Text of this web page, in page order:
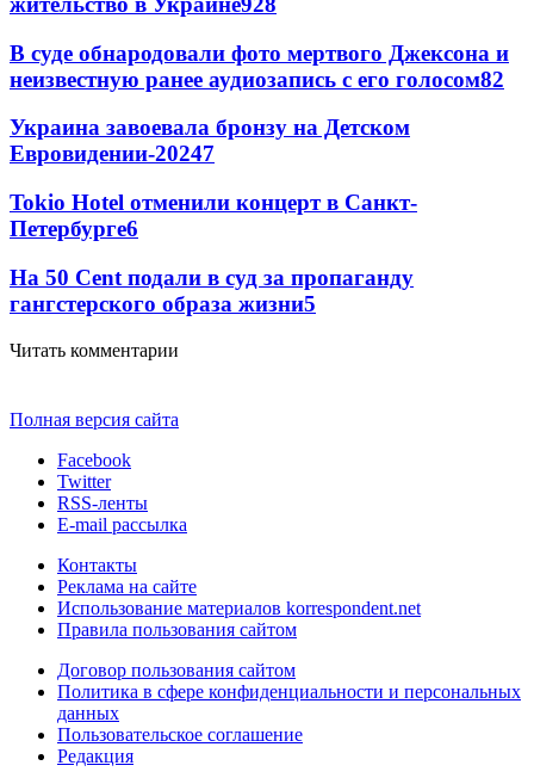
В суде обнародовали фото мертвого Джексона и
неизвестную ранее аудиозапись с его голосом82
Украина завоевала бронзу на Детском
Евровидении-20247
Tokio Hotel отменили концерт в Санкт-
Петербурге6
На 50 Cent подали в суд за пропаганду
гангстерского образа жизни5
Читать комментарии
Полная версия сайта
Facebook
Twitter
RSS-ленты
E-mail рассылка
Контакты
Реклама на сайте
Использование материалов korrespondent.net
Правила пользования сайтом
Договор пользования сайтом
Политика в сфере конфиденциальности и персональных
данных
Пользовательское соглашение
Редакция